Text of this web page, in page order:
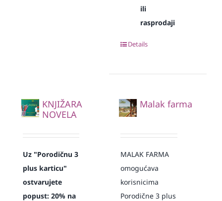
ili
rasprodaji
Details
KNJIŽARA
NOVELA
Uz "Porodičnu 3
plus karticu"
ostvarujete
popust: 20% na
Malak farma
MALAK FARMA
omogućava
korisnicima
Porodične 3 plus